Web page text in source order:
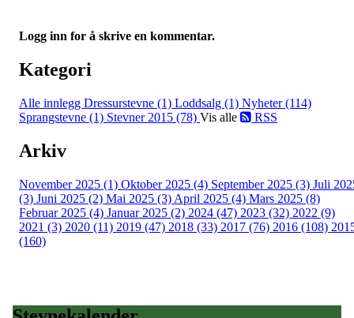
Logg inn for å skrive en kommentar.
Kategori
Alle innlegg Dressurstevne (1) Loddsalg (1) Nyheter (114)
Sprangstevne (1) Stevner 2015 (78) Vis alle RSS
Arkiv
November 2025 (1) Oktober 2025 (4) September 2025 (3) Juli
(3) Juni 2025 (2) Mai 2025 (3) April 2025 (4) Mars 2025 (8)
Februar 2025 (4) Januar 2025 (2) 2024 (47) 2023 (32) 2022 (9)
2021 (3) 2020 (11) 2019 (47) 2018 (33) 2017 (76) 2016 (108)
(160)